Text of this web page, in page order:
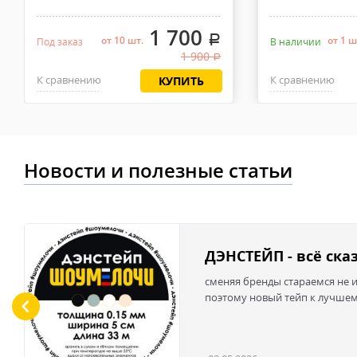
Под заказ от 10 шт.1 700 .
1 900.
К сравнению КУПИТЬ
В наличии от 1
К сравнению
Новости и полезные статьи
ДЭНСТЕЙП - всё
сменяя бренды стараемся не
поэтому новый тейп к